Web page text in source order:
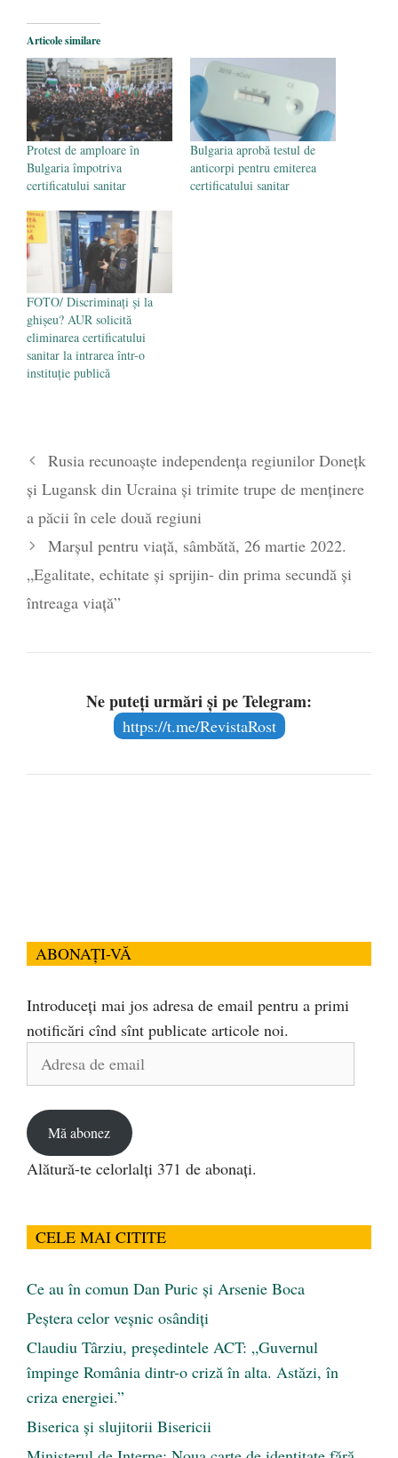
Legea Vexler produce efecte. Bustul
poetului Octavian Goga, înlăturat din Iași
- 16 aprilie 2026
Articole similare
Protest de amploare în
Bulgaria împotriva
certificatului sanitar
Bulgaria aprobă testul de
anticorpi pentru emiterea
certificatului sanitar
FOTO/ Discriminați și la
ghișeu? AUR solicită
eliminarea certificatului
sanitar la intrarea într-o
instituție publică
Rusia recunoaște independența regiunilor Donețk
și Lugansk din Ucraina și trimite trupe de menținere
a păcii în cele două regiuni
Marșul pentru viață, sâmbătă, 26 martie 2022.
„Egalitate, echitate și sprijin- din prima secundă și
întreaga viață”
Ne puteți urmări și pe Telegram:
https://t.me/RevistaRost
ABONAȚI-VĂ
Introduceți mai jos adresa de email pentru a primi
notificări cînd sînt publicate articole noi.
Adresa
Mă abonez
Alătură-te celorlalți 371 de abonați.
CELE MAI CITITE
Ce au în comun Dan Puric şi Arsenie Boca
Peştera celor veşnic osândiţi
Claudiu Târziu, președintele ACT: „Guvernul
împinge România dintr-o criză în alta. Astăzi, în
criza energiei.”
Biserica și slujitorii Bisericii